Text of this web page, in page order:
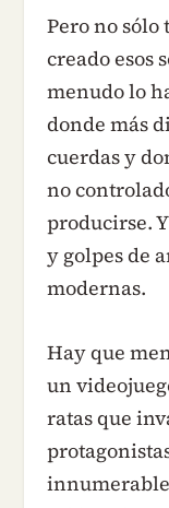
Pero no
creado esos
menudo lo
donde más
cuerdas y
no
producirse.
y golpes de
modernas.
Hay que
un
ratas que